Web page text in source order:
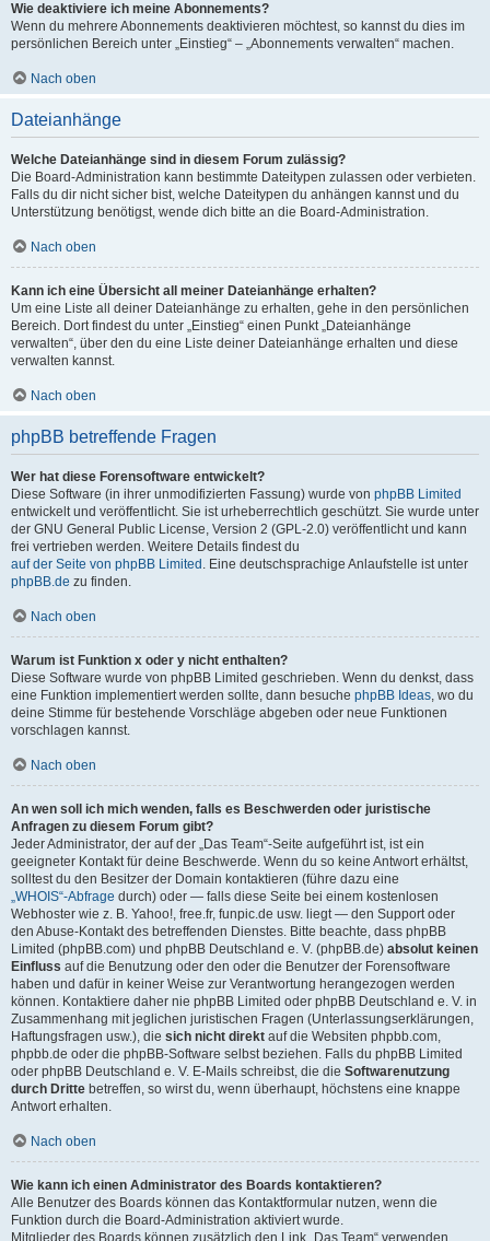
Wie deaktiviere ich meine Abonnements?
Wenn du mehrere Abonnements deaktivieren möchtest, so kannst du dies im
persönlichen Bereich unter „Einstieg“ – „Abonnements verwalten“ machen.
Nach oben
Dateianhänge
Welche Dateianhänge sind in diesem Forum zulässig?
Die Board-Administration kann bestimmte Dateitypen zulassen oder verbieten.
Falls du dir nicht sicher bist, welche Dateitypen du anhängen kannst und du
Unterstützung benötigst, wende dich bitte an die Board-Administration.
Nach oben
Kann ich eine Übersicht all meiner Dateianhänge erhalten?
Um eine Liste all deiner Dateianhänge zu erhalten, gehe in den persönlichen
Bereich. Dort findest du unter „Einstieg“ einen Punkt „Dateianhänge
verwalten“, über den du eine Liste deiner Dateianhänge erhalten und diese
verwalten kannst.
Nach oben
phpBB betreffende Fragen
Wer hat diese Forensoftware entwickelt?
Diese Software (in ihrer unmodifizierten Fassung) wurde von phpBB Limited
entwickelt und veröffentlicht. Sie ist urheberrechtlich geschützt. Sie wurde unter
der GNU General Public License, Version 2 (GPL-2.0) veröffentlicht und kann
frei vertrieben werden. Weitere Details findest du
auf der Seite von phpBB Limited . Eine deutschsprachige Anlaufstelle ist unter
phpBB.de zu finden.
Nach oben
Warum ist Funktion x oder y nicht enthalten?
Diese Software wurde von phpBB Limited geschrieben. Wenn du denkst, dass
eine Funktion implementiert werden sollte, dann besuche phpBB Ideas, wo du
deine Stimme für bestehende Vorschläge abgeben oder neue Funktionen
vorschlagen kannst.
Nach oben
An wen soll ich mich wenden, falls es Beschwerden oder juristische
Anfragen zu diesem Forum gibt?
Jeder Administrator, der auf der „Das Team“-Seite aufgeführt ist, ist ein
geeigneter Kontakt für deine Beschwerde. Wenn du so keine Antwort erhältst,
solltest du den Besitzer der Domain kontaktieren (führe dazu eine
„WHOIS“-Abfrage durch) oder — falls diese Seite bei einem kostenlosen
Webhoster wie z. B. Yahoo!, free.fr, funpic.de usw. liegt — den Support oder
den Abuse-Kontakt des betreffenden Dienstes. Bitte beachte, dass phpBB
Limited (phpBB.com) und phpBB Deutschland e. V. (phpBB.de) absolut keinen
Einfluss auf die Benutzung oder den oder die Benutzer der Forensoftware
haben und dafür in keiner Weise zur Verantwortung herangezogen werden
können. Kontaktiere daher nie phpBB Limited oder phpBB Deutschland e. V. in
Zusammenhang mit jeglichen juristischen Fragen (Unterlassungserklärungen,
Haftungsfragen usw.), die sich nicht direkt auf die Websiten phpbb.com,
phpbb.de oder die phpBB-Software selbst beziehen. Falls du phpBB Limited
oder phpBB Deutschland e. V. E-Mails schreibst, die die Softwarenutzung
durch Dritte betreffen, so wirst du, wenn überhaupt, höchstens eine knappe
Antwort erhalten.
Nach oben
Wie kann ich einen Administrator des Boards kontaktieren?
Alle Benutzer des Boards können das Kontaktformular nutzen, wenn die
Funktion durch die Board-Administration aktiviert wurde.
Mitglieder des Boards können zusätzlich den Link „Das Team“ verwenden.